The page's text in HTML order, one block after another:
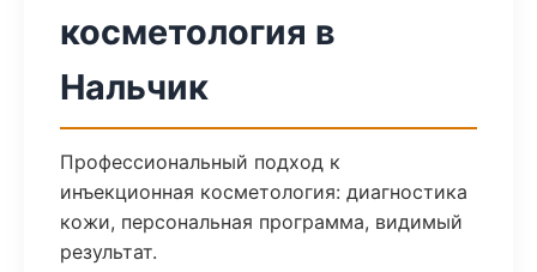
косметология в
Нальчик
Профессиональный подход к
инъекционная косметология: диагностика
кожи, персональная программа, видимый
результат.